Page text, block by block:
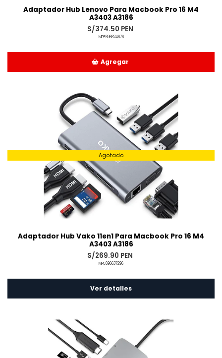
Adaptador Hub Lenovo Para Macbook Pro 16 M4
A3403 A3186
S/374.50 PEN
MPE696624676
Agregar
Agotado
Adaptador Hub Vako 11en1 Para Macbook Pro 16 M4
A3403 A3186
S/269.90 PEN
MPE696637296
Ver detalles